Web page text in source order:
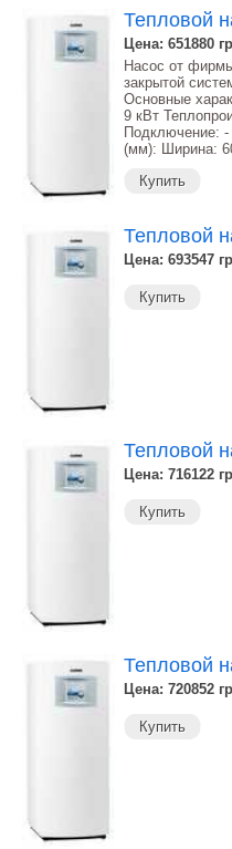
Тепловой
Цена: 651880
Насос от
закрытой
Основные
9 кВт
Подключение:
(мм): Ширина:
Купить
Тепловой
Цена: 693547
Купить
Тепловой
Цена: 716122
Купить
Тепловой
Цена: 720852
Купить